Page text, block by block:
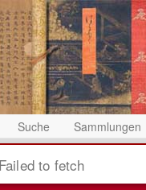
Suche Sammlungen
to fetch